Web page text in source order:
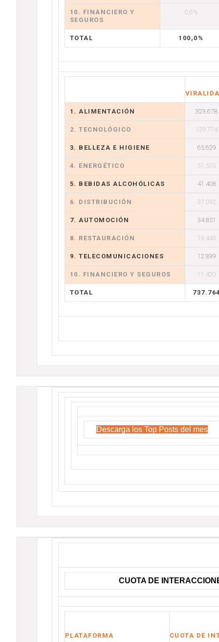
10. FINANCIERO Y
SEGUROS
0,6%
TOTAL 100,0%
1. ALIMENTACIÓN 323.678
2. TECNOLÓGICO 139.774
3. BELLEZA E HIGIENE 65.629
4. ENERGÉTICO 51.570
5. BEBIDAS ALCOHÓLICAS 41.408
6. DISTRIBUCIÓN 37.092
7. AUTOMOCIÓN 34.851
8. RESTAURACIÓN 19.443
9. TELECOMUNICACIONES 12.899
10. FINANCIERO Y SEGUROS 11.420
TOTAL
Descarga los Top Posts del mes
CUOTA DE
PLATAFORMA CUOTA DE